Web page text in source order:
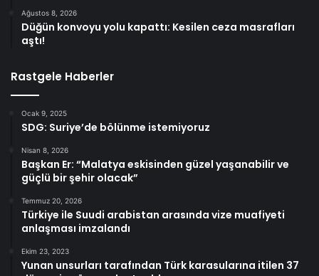
Ağustos 8, 2026
Düğün konvoyu yolu kapattı: Kesilen ceza masrafları
aştı!
Rastgele Haberler
Ocak 9, 2025
SDG: Suriye’de bölünme istemiyoruz
Nisan 8, 2026
Başkan Er: “Malatya eskisinden güzel yaşanabilir ve
güçlü bir şehir olacak”
Temmuz 20, 2026
Türkiye ile Suudi arabistan arasında vize muafiyeti
anlaşması imzalandı
Ekim 23, 2023
Yunan unsurları tarafından Türk karasularına itilen 37